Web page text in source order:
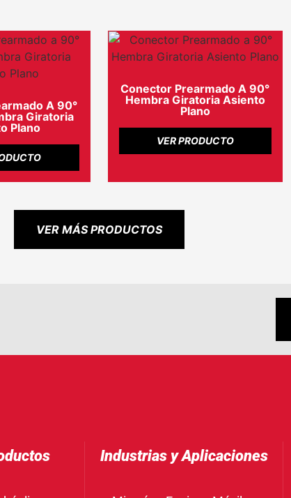
A 90°
Giratoria
Plano
Conector Prearmado A 90°
Hembra Giratoria Asiento
Plano
VER PRODUCTO
VER MÁS PRODUCTOS
Industrias y Aplicaciones